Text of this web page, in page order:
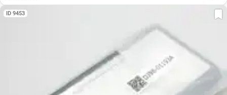
ID 9453